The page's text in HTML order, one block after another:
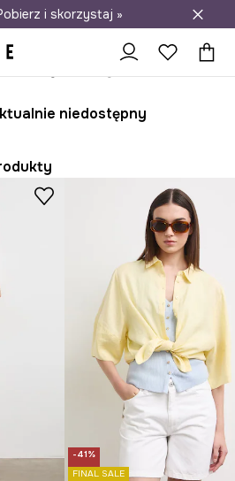
do salonów
i skorzystaj »
niedostępny
-41%
FINAL SALE